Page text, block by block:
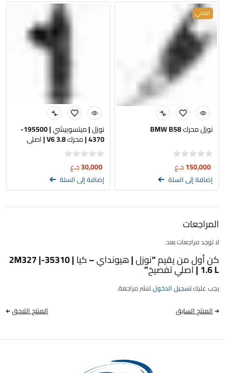
جديد
الماني
نوزل محرك BMW B58
150,000د.ع
إضافة إلى السلة
نوزل | ميتسوبيشي | 195500-
4370 | محرك 3.8 V6 | اصلي
تفصيخ
30,000د.ع
إضافة إلى السلة
المراجعات
لا توجد مراجعات بعد.
كن أول من يقيم “نوزل | هيونداي – كيا | 35310-2M327 |
1.6 L | اصلي تفصيخ”
يجب عليكتسجيل الدخوللنشر مراجعة.
المنتج السابق
المنتج اللاحق